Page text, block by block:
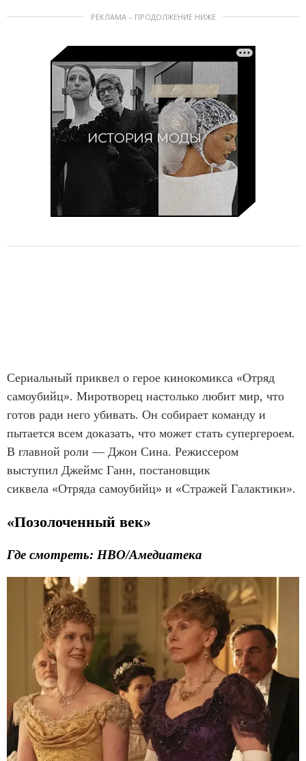
РЕКЛАМА – ПРОДОЛЖЕНИЕ НИЖЕ
Сериальный приквел о герое кинокомикса «Отряд
самоубийц». Миротворец настолько любит мир, что
готов ради него убивать. Он собирает команду и
пытается всем доказать, что может стать супергероем.
В главной роли — Джон Сина. Режиссером
выступил Джеймс Ганн, постановщик
сиквела «Отряда самоубийц» и «Стражей Галактики».
«Позолоченный век»
Где смотреть: HBO/Амедиатека